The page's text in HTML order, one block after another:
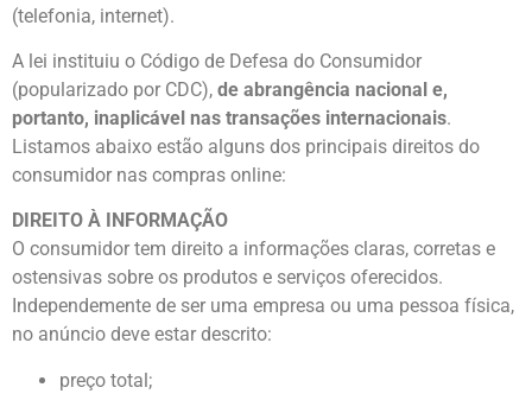
(telefonia, internet).
A lei instituiu o Código de Defesa do Consumidor
(popularizado por CDC), de abrangência nacional e,
portanto, inaplicável nas transações internacionais.
Listamos abaixo estão alguns dos principais direitos do
consumidor nas compras online:
DIREITO À INFORMAÇÃO
O consumidor tem direito a informações claras, corretas e
ostensivas sobre os produtos e serviços oferecidos.
Independemente de ser uma empresa ou uma pessoa física,
no anúncio deve estar descrito:
preço total;